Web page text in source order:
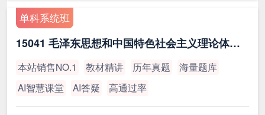
单科系统班
15041 毛泽东思想和中国特色社会主义理论体系概论（最新版）
本站销售NO.1 教材精讲 历年真题
海量题库
AI智慧课堂
AI答疑 高通过率